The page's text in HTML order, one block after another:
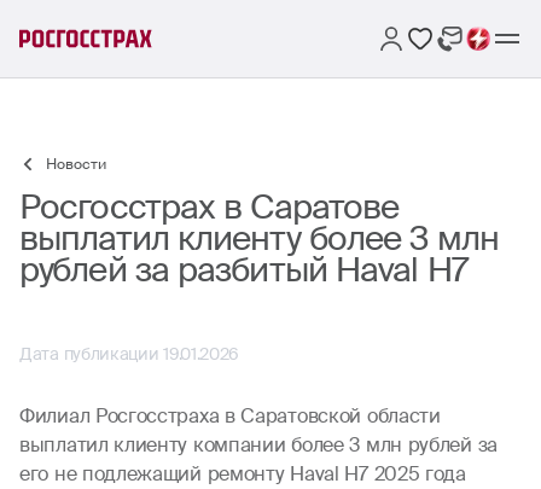
Новости
Росгосстрах в Саратове
выплатил клиенту более 3 млн
рублей за разбитый Haval H7
Дата публикации 19.01.2026
Филиал Росгосстраха в Саратовской области
выплатил клиенту компании более 3 млн рублей за
его не подлежащий ремонту Haval H7 2025 года